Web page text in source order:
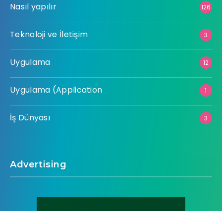
Nasıl yapılır 126
Teknoloji ve İletişim 3
Uygulama 12
Uygulama (Application 1
İş Dünyası 3
Advertising